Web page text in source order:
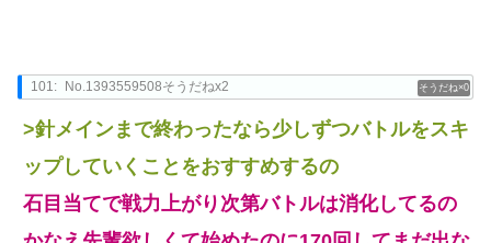
0
101: No.1393559508そうだねx2
>針メインまで終わったなら少しずつバトルをスキ
ップしていくことをおすすめするの
石目当てで戦力上がり次第バトルは消化してるの